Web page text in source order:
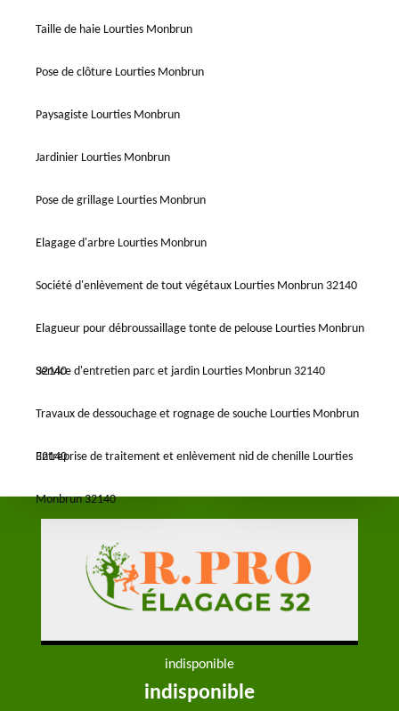
Taille de haie Lourties Monbrun
Pose de clôture Lourties Monbrun
Paysagiste Lourties Monbrun
Jardinier Lourties Monbrun
Pose de grillage Lourties Monbrun
Elagage d'arbre Lourties Monbrun
Société d'enlèvement de tout végétaux Lourties Monbrun 32140
Elagueur pour débroussaillage tonte de pelouse Lourties Monbrun
32140
Service d'entretien parc et jardin Lourties Monbrun 32140
Travaux de dessouchage et rognage de souche Lourties Monbrun
32140
Entreprise de traitement et enlèvement nid de chenille Lourties
Monbrun 32140
indisponible
indisponible